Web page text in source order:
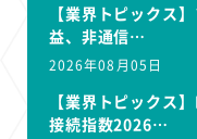
【業界トピックス
益、非通信…
2026年08月05日
【業界トピックス
接続指数2026…